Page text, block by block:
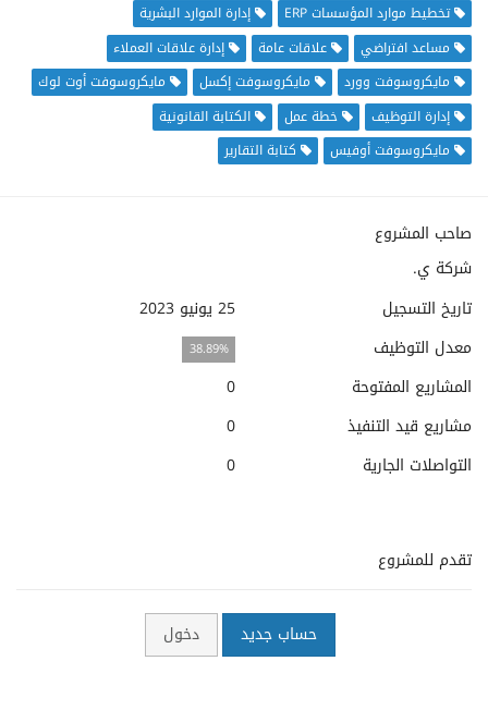
تخطيط موارد المؤسسات ERP
إدارة الموارد البشرية
مساعد افتراضي
علاقات عامة
إدارة علاقات العملاء
مايكروسوفت وورد
مايكروسوفت إكسل
مايكروسوفت أوت لوك
إدارة التوظيف
خطة عمل
الكتابة القانونية
مايكروسوفت أوفيس
كتابة التقارير
صاحب المشروع
شركة ي.
تاريخ التسجيل
25 يونيو 2023
معدل التوظيف
38.89%
المشاريع المفتوحة
0
مشاريع قيد التنفيذ
0
التواصلات الجارية
0
تقدم للمشروع
حساب جديد دخول